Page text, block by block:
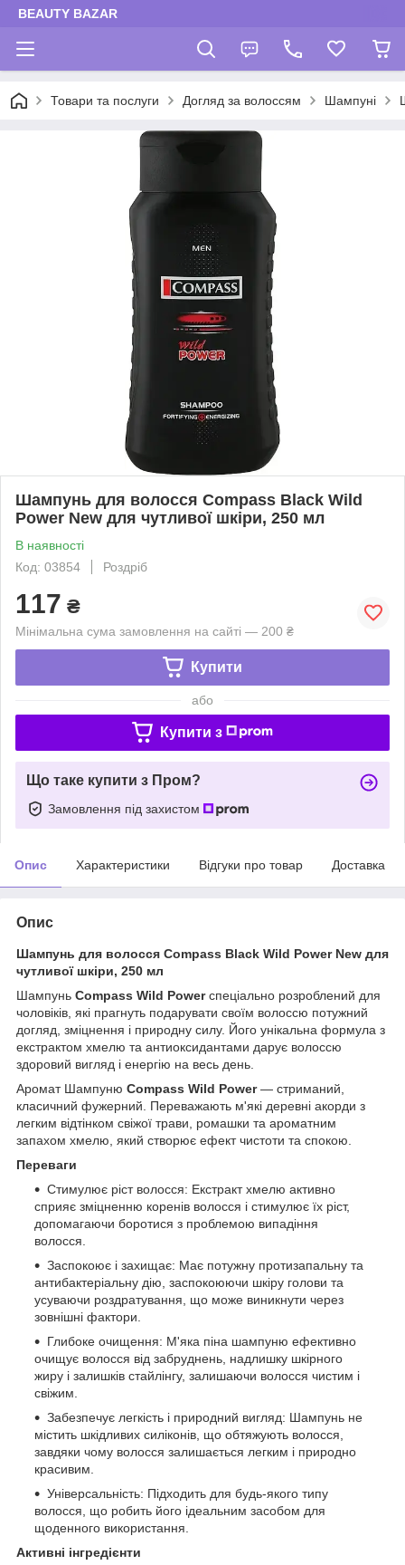
BEAUTY BAZAR
Товари та послуги Догляд за волоссям Шампуні
Шампунь для волосся Compass Вlack Wild
Рower New для чутливої шкіри, 250 мл
В наявності
Код: 03854
Роздріб
117 ₴
Мінімальна сума замовлення на сайті — 200 ₴
Купити
або
Купити з
Що таке купити з Пром?
Замовлення під захистом
Опис Характеристики Відгуки про товар Доставка
Опис
Шампунь для волосся Compass Вlack Wild Рower New для
чутливої шкіри, 250 мл
Шампунь Compass Wild Powerспеціально розроблений для
чоловіків, які прагнуть подарувати своїм волоссю потужний
догляд, зміцнення і природну силу. Його унікальна формула з
екстрактом хмелю та антиоксидантами дарує волоссю
здоровий вигляд і енергію на весь день.
Аромат Шампуню Compass Wild Power— стриманий,
класичний фужерний. Переважають м'які деревні акорди з
легким відтінком свіжої трави, ромашки та ароматним
запахом хмелю, який створює ефект чистоти та спокою.
Переваги
Стимулює ріст волосся: Екстракт хмелю активно
сприяє зміцненню коренів волосся і стимулює їх ріст,
допомагаючи боротися з проблемою випадіння
волосся.
Заспокоює і захищає: Має потужну протизапальну та
антибактеріальну дію, заспокоюючи шкіру голови та
усуваючи роздратування, що може виникнути через
зовнішні фактори.
Глибоке очищення: М'яка піна шампуню ефективно
очищує волосся від забруднень, надлишку шкірного
жиру і залишків стайлінгу, залишаючи волосся чистим і
свіжим.
Забезпечує легкість і природний вигляд: Шампунь не
містить шкідливих силіконів, що обтяжують волосся,
завдяки чому волосся залишається легким і природно
красивим.
Універсальність: Підходить для будь-якого типу
волосся, що робить його ідеальним засобом для
щоденного використання.
Активні інгредієнти